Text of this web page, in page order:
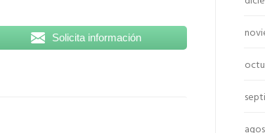
Solicita información